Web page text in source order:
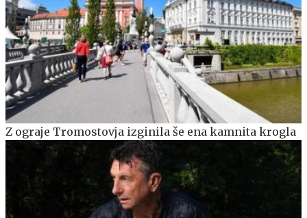
Z ograje Tromostovja izginila še ena kamnita krogla